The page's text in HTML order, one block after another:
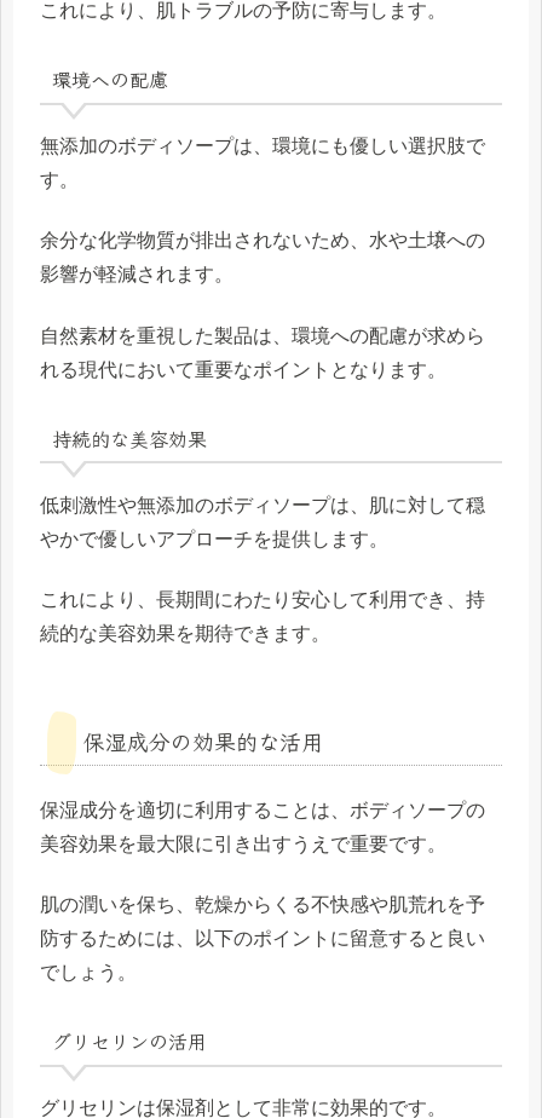
これにより、肌トラブルの予防に寄与します。
環境への配慮
無添加のボディソープは、環境にも優しい選択肢で
す。
余分な化学物質が排出されないため、水や土壌への
影響が軽減されます。
自然素材を重視した製品は、環境への配慮が求めら
れる現代において重要なポイントとなります。
持続的な美容効果
低刺激性や無添加のボディソープは、肌に対して穏
やかで優しいアプローチを提供します。
これにより、長期間にわたり安心して利用でき、持
続的な美容効果を期待できます。
保湿成分の効果的な活用
保湿成分を適切に利用することは、ボディソープの
美容効果を最大限に引き出すうえで重要です。
肌の潤いを保ち、乾燥からくる不快感や肌荒れを予
防するためには、以下のポイントに留意すると良い
でしょう。
グリセリンの活用
グリセリンは保湿剤として非常に効果的です。